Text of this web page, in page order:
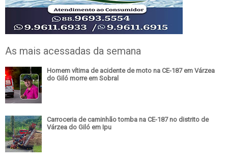
As mais acessadas da semana
Homem vítima de acidente de moto na CE-187 em Várzea
do Giló morre em Sobral
Carroceria de caminhão tomba na CE-187 no distrito de
Várzea do Giló em Ipu